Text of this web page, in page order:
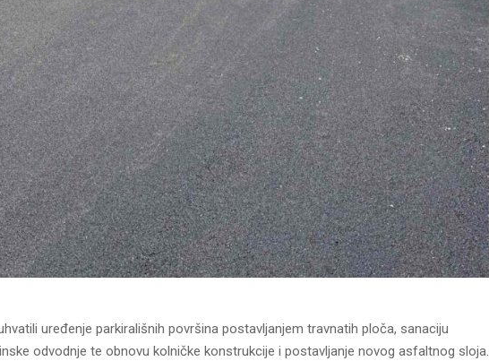
uređenje parkirališnih površina postavljanjem travnatih ploča, sanaciju
odvodnje te obnovu kolničke konstrukcije i postavljanje novog asfaltnog sloja.